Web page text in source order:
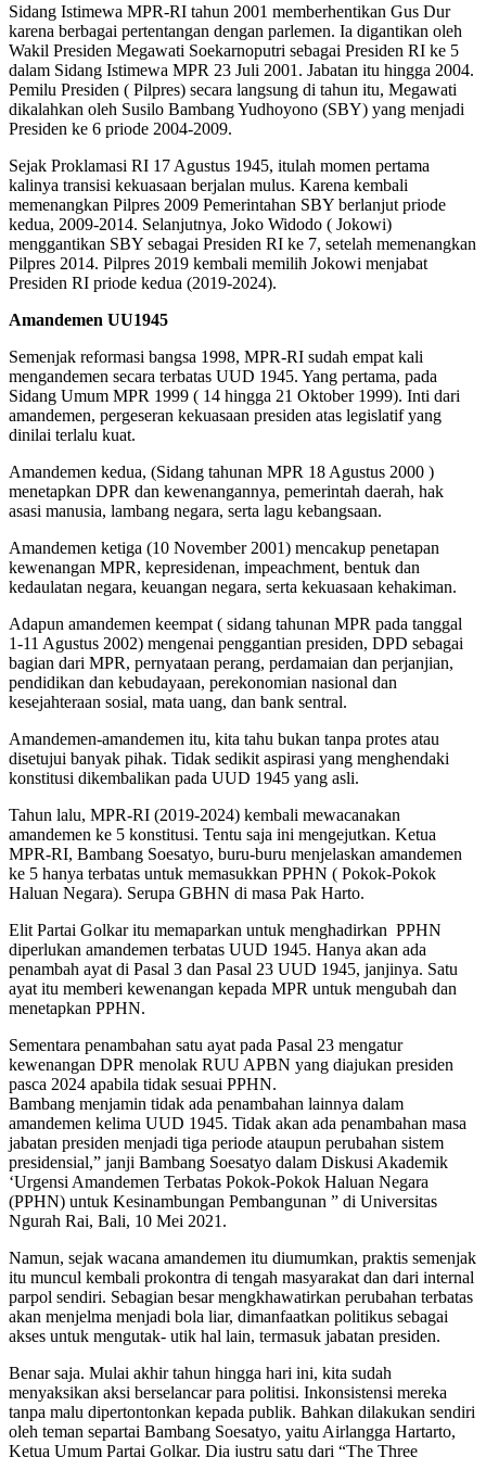
Sidang Istimewa MPR-RI tahun 2001 memberhentikan Gus Dur
karena berbagai pertentangan dengan parlemen. Ia digantikan oleh
Wakil Presiden Megawati Soekarnoputri sebagai Presiden RI ke 5
dalam Sidang Istimewa MPR 23 Juli 2001. Jabatan itu hingga 2004.
Pemilu Presiden ( Pilpres) secara langsung di tahun itu, Megawati
dikalahkan oleh Susilo Bambang Yudhoyono (SBY) yang menjadi
Presiden ke 6 priode 2004-2009.
Sejak Proklamasi RI 17 Agustus 1945, itulah momen pertama
kalinya transisi kekuasaan berjalan mulus. Karena kembali
memenangkan Pilpres 2009 Pemerintahan SBY berlanjut priode
kedua, 2009-2014. Selanjutnya, Joko Widodo ( Jokowi)
menggantikan SBY sebagai Presiden RI ke 7, setelah memenangkan
Pilpres 2014. Pilpres 2019 kembali memilih Jokowi menjabat
Presiden RI priode kedua (2019-2024).
Amandemen UU1945
Semenjak reformasi bangsa 1998, MPR-RI sudah empat kali
mengandemen secara terbatas UUD 1945. Yang pertama, pada
Sidang Umum MPR 1999 ( 14 hingga 21 Oktober 1999). Inti dari
amandemen, pergeseran kekuasaan presiden atas legislatif yang
dinilai terlalu kuat.
Amandemen kedua, (Sidang tahunan MPR 18 Agustus 2000 )
menetapkan DPR dan kewenangannya, pemerintah daerah, hak
asasi manusia, lambang negara, serta lagu kebangsaan.
Amandemen ketiga (10 November 2001) mencakup penetapan
kewenangan MPR, kepresidenan, impeachment, bentuk dan
kedaulatan negara, keuangan negara, serta kekuasaan kehakiman.
Adapun amandemen keempat ( sidang tahunan MPR pada tanggal
1-11 Agustus 2002) mengenai penggantian presiden, DPD sebagai
bagian dari MPR, pernyataan perang, perdamaian dan perjanjian,
pendidikan dan kebudayaan, perekonomian nasional dan
kesejahteraan sosial, mata uang, dan bank sentral.
Amandemen-amandemen itu, kita tahu bukan tanpa protes atau
disetujui banyak pihak. Tidak sedikit aspirasi yang menghendaki
konstitusi dikembalikan pada UUD 1945 yang asli.
Tahun lalu, MPR-RI (2019-2024) kembali mewacanakan
amandemen ke 5 konstitusi. Tentu saja ini mengejutkan. Ketua
MPR-RI, Bambang Soesatyo, buru-buru menjelaskan amandemen
ke 5 hanya terbatas untuk memasukkan PPHN ( Pokok-Pokok
Haluan Negara). Serupa GBHN di masa Pak Harto.
Elit Partai Golkar itu memaparkan untuk menghadirkan PPHN
diperlukan amandemen terbatas UUD 1945. Hanya akan ada
penambah ayat di Pasal 3 dan Pasal 23 UUD 1945, janjinya. Satu
ayat itu memberi kewenangan kepada MPR untuk mengubah dan
menetapkan PPHN.
Sementara penambahan satu ayat pada Pasal 23 mengatur
kewenangan DPR menolak RUU APBN yang diajukan presiden
pasca 2024 apabila tidak sesuai PPHN.
Bambang menjamin tidak ada penambahan lainnya dalam
amandemen kelima UUD 1945. Tidak akan ada penambahan masa
jabatan presiden menjadi tiga periode ataupun perubahan sistem
presidensial,” janji Bambang Soesatyo dalam Diskusi Akademik
‘Urgensi Amandemen Terbatas Pokok-Pokok Haluan Negara
(PPHN) untuk Kesinambungan Pembangunan ” di Universitas
Ngurah Rai, Bali, 10 Mei 2021.
Namun, sejak wacana amandemen itu diumumkan, praktis semenjak
itu muncul kembali prokontra di tengah masyarakat dan dari internal
parpol sendiri. Sebagian besar mengkhawatirkan perubahan terbatas
akan menjelma menjadi bola liar, dimanfaatkan politikus sebagai
akses untuk mengutak- utik hal lain, termasuk jabatan presiden.
Benar saja. Mulai akhir tahun hingga hari ini, kita sudah
menyaksikan aksi berselancar para politisi. Inkonsistensi mereka
tanpa malu dipertontonkan kepada publik. Bahkan dilakukan sendiri
oleh teman separtai Bambang Soesatyo, yaitu Airlangga Hartarto,
Ketua Umum Partai Golkar. Dia justru satu dari “The Three